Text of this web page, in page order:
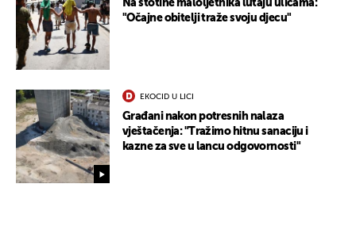
Na stotine maloljetnika lutaju ulicama:
"Očajne obitelji traže svoju djecu"
EKOCID U LICI
Građani nakon potresnih nalaza
vještačenja: "Tražimo hitnu sanaciju i
kazne za sve u lancu odgovornosti"